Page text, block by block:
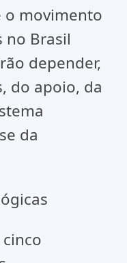
o movimento
no Brasil
depender,
do apoio, da
da